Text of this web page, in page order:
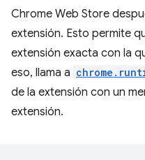
Chrome Web Store
extensión. Esto permite
extensión exacta con la
eso, llama a
de la extensión con un
extensión.